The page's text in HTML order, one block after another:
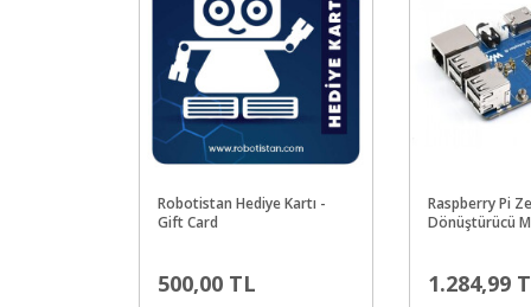
Robotistan Hediye Kartı -
Gift Card
500,00 TL
Raspberry Pi
Dönüştürücü
1.284,99